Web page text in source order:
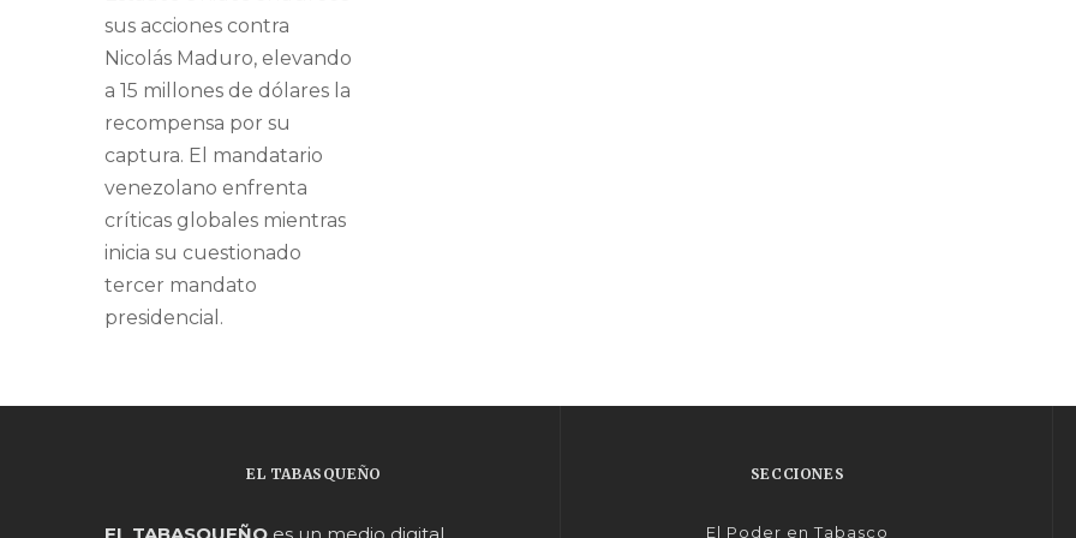
sus acciones contra
Nicolás Maduro, elevando
a 15 millones de dólares la
recompensa por su
captura. El mandatario
venezolano enfrenta
críticas globales mientras
inicia su cuestionado
tercer mandato
presidencial.
EL TABASQUEÑO SECCIONES
El Poder en Tabasco